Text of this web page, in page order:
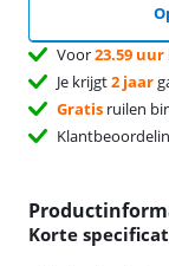
Voor23.59 uur
Je krijgt2 jaar
Gratis ruilen
Korte